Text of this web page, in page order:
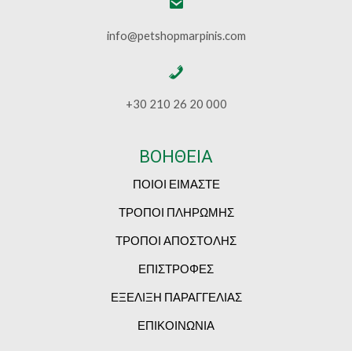
info@petshopmarpinis.com
+30 210 26 20 000
ΒΟΗΘΕΙΑ
ΠΟΙΟΙ ΕΙΜΑΣΤΕ
ΤΡΟΠΟΙ ΠΛΗΡΩΜΗΣ
ΤΡΟΠΟΙ ΑΠΟΣΤΟΛΗΣ
ΕΠΙΣΤΡΟΦΕΣ
ΕΞΕΛΙΞΗ ΠΑΡΑΓΓΕΛΙΑΣ
ΕΠΙΚΟΙΝΩΝΙΑ